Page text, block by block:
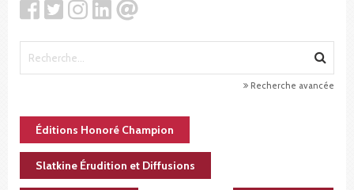
Recherche avancée
Éditions Honoré Champion
Slatkine Érudition et Diffusions